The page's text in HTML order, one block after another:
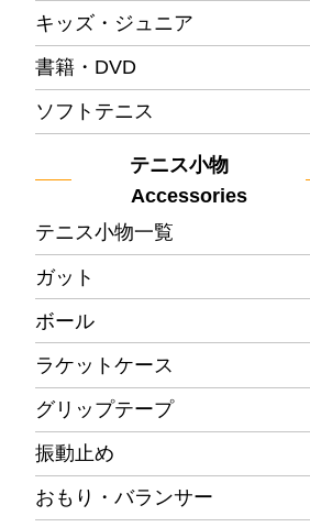
キッズ・ジュニア
書籍・DVD
ソフトテニス
テニス小物
Accessories
テニス小物一覧
ガット
ボール
ラケットケース
グリップテープ
振動止め
おもり・バランサー